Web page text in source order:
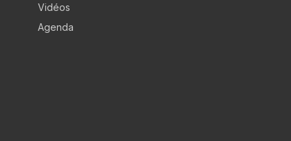
Vidéos
Agenda